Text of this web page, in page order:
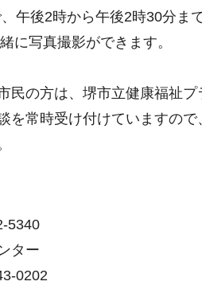
午後2時から午後2時30分ま
に写真撮影ができます。
の方は、堺市立健康福祉プ
を常時受け付けていますので
5340
ター
0202